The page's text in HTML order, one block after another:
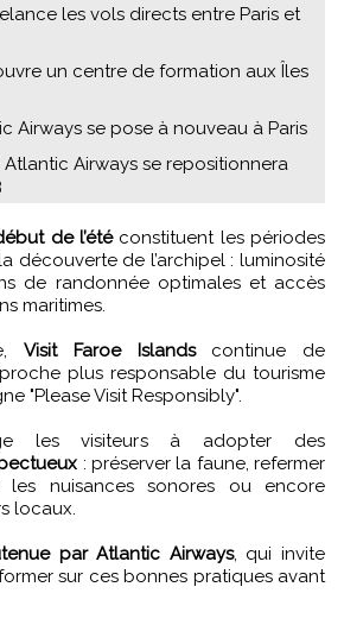
les vols directs entre Paris et
un centre de formation aux Îles
Airways se pose à nouveau à Paris
Atlantic Airways se repositionnera
de l’étéconstituent les périodes
découverte de l’archipel : luminosité
de randonnée optimales et accès
maritimes.
Visit Faroe Islandscontinue de
plus responsable du tourisme
"Please Visit Responsibly".
les visiteurs à adopter des
: préserver la faune, refermer
les nuisances sonores ou encore
locaux.
par Atlantic Airways, qui invite
sur ces bonnes pratiques avant